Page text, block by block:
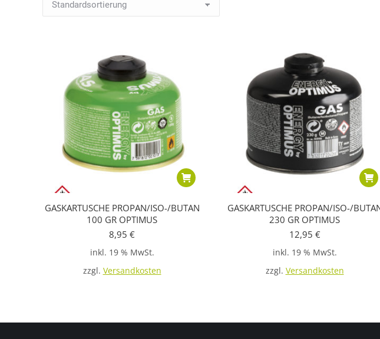
GASKARTUSCHE PROPAN/ISO-/BUTAN
100 GR OPTIMUS
8,95 €
inkl. 19 % MwSt.
zzgl. Versandkosten
GASKARTUSCHE PROPAN/ISO-/
230 GR OPTIMUS
12,95 €
inkl. 19 % MwSt.
zzgl. Versandkosten